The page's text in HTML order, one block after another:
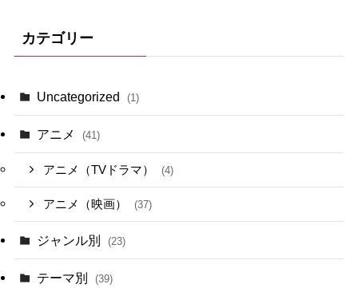
カテゴリー
Uncategorized (1)
アニメ (41)
アニメ（TVドラマ） (4)
アニメ（映画） (37)
ジャンル別 (23)
テーマ別 (39)